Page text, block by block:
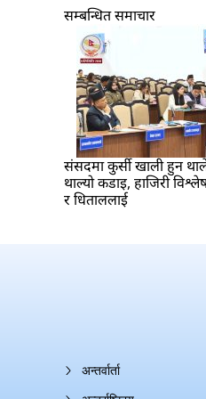
सम्बन्धित समाचार
संसदमा कुर्सी खाली हुन
थाल्यो कडाइ, हाजिरी
र धिताललाई
अन्तर्वार्ता